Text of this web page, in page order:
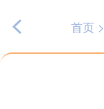
首页>